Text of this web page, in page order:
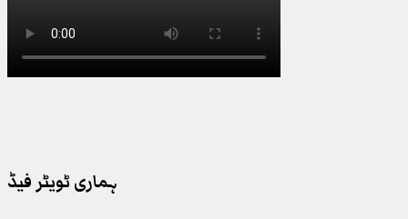
ہماری ٹویٹر فیڈ